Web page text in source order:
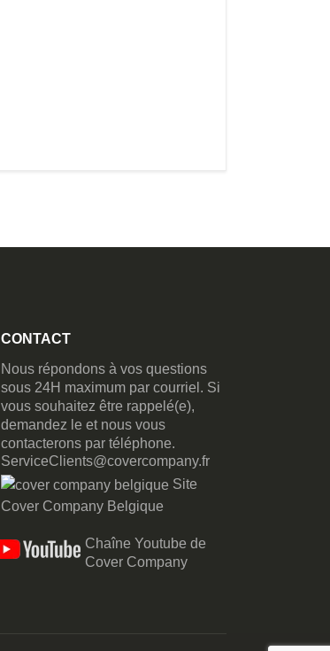
CONTACT
Nous répondons à vos questions
sous 24H maximum par courriel. Si
vous souhaitez être rappelé(e),
demandez le et nous vous
contacterons par téléphone.
ServiceClients@covercompany.fr
Site
Cover Company Belgique
Chaîne Youtube de
Cover Company